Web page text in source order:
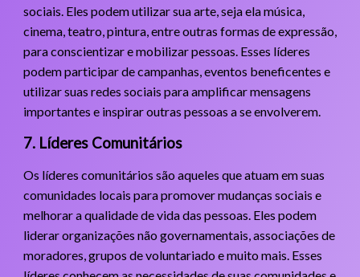
sociais. Eles podem utilizar sua arte, seja ela música,
cinema, teatro, pintura, entre outras formas de expressão,
para conscientizar e mobilizar pessoas. Esses líderes
podem participar de campanhas, eventos beneficentes e
utilizar suas redes sociais para amplificar mensagens
importantes e inspirar outras pessoas a se envolverem.
7. Líderes Comunitários
Os líderes comunitários são aqueles que atuam em suas
comunidades locais para promover mudanças sociais e
melhorar a qualidade de vida das pessoas. Eles podem
liderar organizações não governamentais, associações de
moradores, grupos de voluntariado e muito mais. Esses